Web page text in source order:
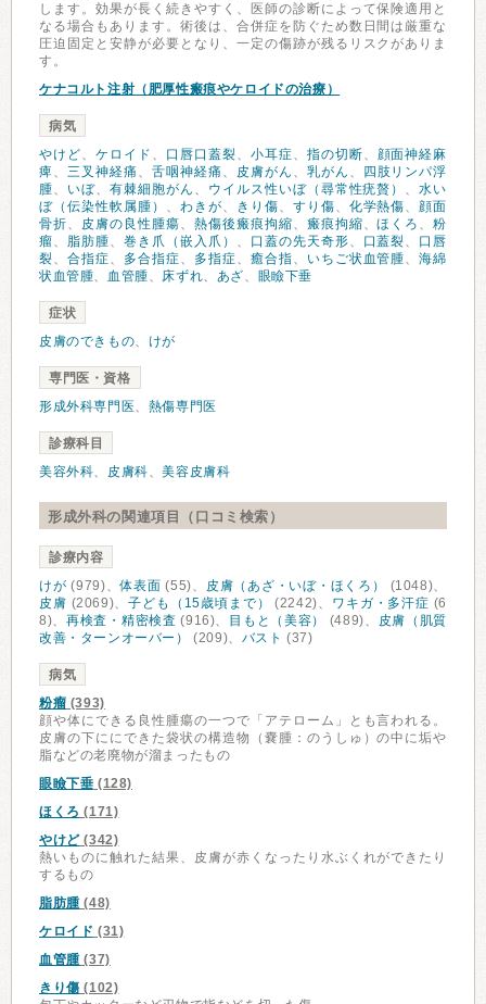
します。効果が長く続きやすく、医師の診断によって保険適用と
なる場合もあります。術後は、合併症を防ぐため数日間は厳重な
圧迫固定と安静が必要となり、一定の傷跡が残るリスクがありま
す。
ケナコルト注射（肥厚性瘢痕やケロイドの治療）
病気
やけど、 ケロイド 、 口唇口蓋裂、 小耳症、 指の切断、
顔面神経麻
痺、 三叉神経痛 、 舌咽神経痛 、 皮膚がん 、 乳がん 、
四肢リンパ浮
腫、 いぼ、 有棘細胞がん 、 ウイルス性いぼ（尋常性疣贅） 、水い
ぼ（伝染性軟属腫） 、 わきが、 きり傷、 すり傷、 化学熱傷、 顔面
骨折、 皮膚の良性腫瘍、 熱傷後瘢痕拘縮、 瘢痕拘縮、ほくろ 、粉
瘤、 脂肪腫、 巻き爪（嵌入爪） 、 口蓋の先天奇形、 口蓋裂、 口唇
裂、 合指症、 多合指症、 多指症、 癒合指、 いちご状血管腫、海綿
状血管腫、 血管腫、 床ずれ、 あざ、 眼瞼下垂
症状
皮膚のできもの、 けが
専門医・資格
形成外科専門医、 熱傷専門医
診療科目
美容外科、 皮膚科、美容皮膚科
形成外科の関連項目（口コミ検索）
診療内容
けが (979)、体表面 (55)、 皮膚（あざ・いぼ・ほくろ）
(1048)、
皮膚 (2069)、子ども（15歳頃まで） (2242)、 ワキガ・多汗症 (6
8)、再検査・精密検査 (916)、 目もと（美容） (489)、
皮膚（肌質
改善・ターンオーバー）
(209)、 バスト (37)
病気
粉瘤 (393)
顔や体にできる良性腫瘍の一つで「アテローム」とも言われる。
皮膚の下ににできた袋状の構造物（嚢腫：のうしゅ）の中に垢や
脂などの老廃物が溜まったもの
眼瞼下垂 (128)
ほくろ (171)
やけど(342)
熱いものに触れた結果、皮膚が赤くなったり水ぶくれができたり
するもの
脂肪腫(48)
ケロイド (31)
血管腫(37)
きり傷 (102)